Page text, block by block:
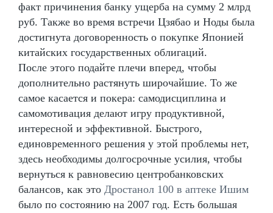
факт причинения банку ущерба на сумму 2 млрд
руб. Также во время встречи Цзябао и Ноды была
достигнута договоренность о покупке Японией
китайских государственных облигаций.
После этого подайте плечи вперед, чтобы
дополнительно растянуть широчайшие. То же
самое касается и покера: самодисциплина и
самомотивация делают игру продуктивной,
интересной и эффективной. Быстрого,
единовременного решения у этой проблемы нет,
здесь необходимы долгосрочные усилия, чтобы
вернуться к равновесию центробанковских
балансов, как это Дростанол 100 в аптеке Ишим
было по состоянию на 2007 год. Есть большая